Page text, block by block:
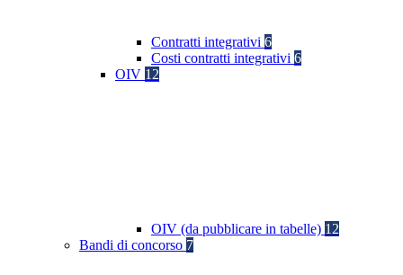
Contratti integrativi 6
Costi contratti integrativi 6
OIV 12
OIV (da pubblicare in tabelle) 12
Bandi di concorso 7